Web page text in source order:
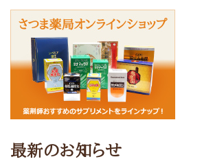
最新のお知らせ